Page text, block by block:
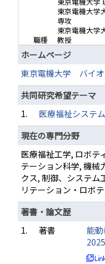
東京電機大学
専攻
東京電機大学
職種
教授
ホームページ
東京電機大学 バイオ
共同研究希望テーマ
1.
医療福祉システ
現在の専門分野
医療福祉工学, ロボテ
テーション科学, 機械
クス, 制御、システム
リテーション・ロボ
著書・論文歴
1.
著書
能